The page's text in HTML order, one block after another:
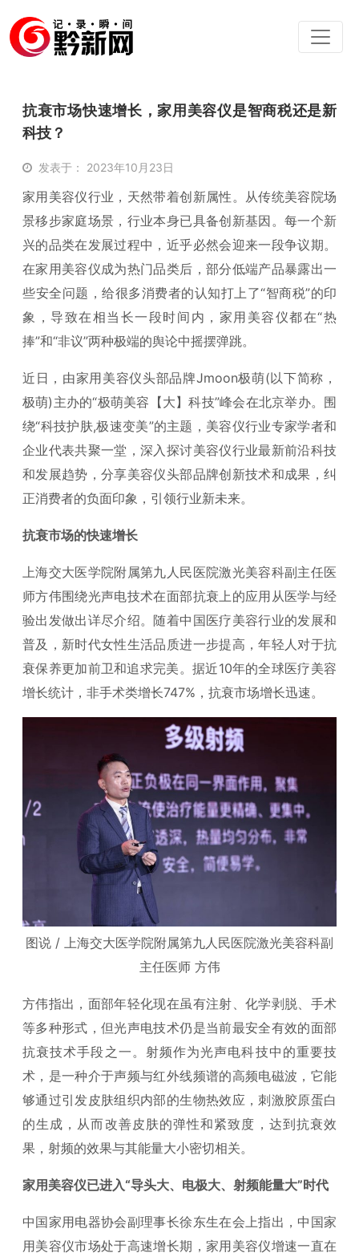
抗衰市场快速增长，家用美容仪是智商税还是新
科技？
发表于： 2023年10月23日
家用美容仪行业，天然带着创新属性。从传统美容院场
景移步家庭场景，行业本身已具备创新基因。每一个新
兴的品类在发展过程中，近乎必然会迎来一段争议期。
在家用美容仪成为热门品类后，部分低端产品暴露出一
些安全问题，给很多消费者的认知打上了“智商税”的印
象，导致在相当长一段时间内，家用美容仪都在“热
捧”和“非议”两种极端的舆论中摇摆弹跳。
近日，由家用美容仪头部品牌Jmoon极萌(以下简称，
极萌)主办的“极萌美容【大】科技”峰会在北京举办。围
绕“科技护肤,极速变美”的主题，美容仪行业专家学者和
企业代表共聚一堂，深入探讨美容仪行业最新前沿科技
和发展趋势，分享美容仪头部品牌创新技术和成果，纠
正消费者的负面印象，引领行业新未来。
抗衰市场的快速增长
上海交大医学院附属第九人民医院激光美容科副主任医
师方伟围绕光声电技术在面部抗衰上的应用从医学与经
验出发做出详尽介绍。随着中国医疗美容行业的发展和
普及，新时代女性生活品质进一步提高，年轻人对于抗
衰保养更加前卫和追求完美。据近10年的全球医疗美容
增长统计，非手术类增长747%，抗衰市场增长迅速。
图说 / 上海交大医学院附属第九人民医院激光美容科副
主任医师 方伟
方伟指出，面部年轻化现在虽有注射、化学剥脱、手术
等多种形式，但光声电技术仍是当前最安全有效的面部
抗衰技术手段之一。射频作为光声电科技中的重要技
术，是一种介于声频与红外线频谱的高频电磁波，它能
够通过引发皮肤组织内部的生物热效应，刺激胶原蛋白
的生成，从而改善皮肤的弹性和紧致度，达到抗衰效
果，射频的效果与其能量大小密切相关。
家用美容仪已进入“导头大、电极大、射频能量大”时代
中国家用电器协会副理事长徐东生在会上指出，中国家
用美容仪市场处于高速增长期，家用美容仪增速一直在